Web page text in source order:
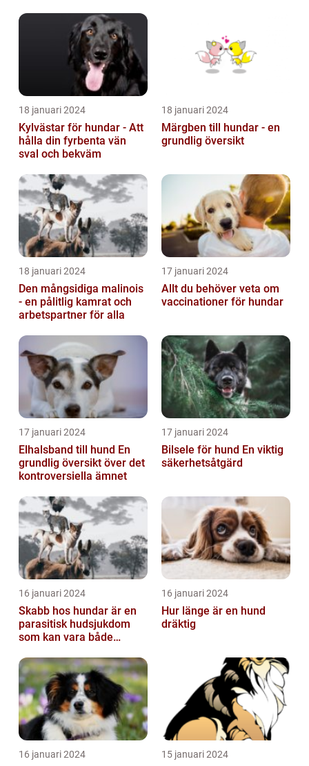
18 januari 2024
Kylvästar för hundar - Att
hålla din fyrbenta vän
sval och bekväm
18 januari 2024
Märgben till hundar - en
grundlig översikt
18 januari 2024
Den mångsidiga malinois
- en pålitlig kamrat och
arbetspartner för alla
17 januari 2024
Allt du behöver veta om
vaccinationer för hundar
17 januari 2024
Elhalsband till hund En
grundlig översikt över det
kontroversiella ämnet
17 januari 2024
Bilsele för hund En viktig
säkerhetsåtgärd
16 januari 2024
Skabb hos hundar är en
parasitisk hudsjukdom
som kan vara både
för våra fy...
16 januari 2024
Hur länge är en hund
dräktig
16 januari 2024 15 januari 2024